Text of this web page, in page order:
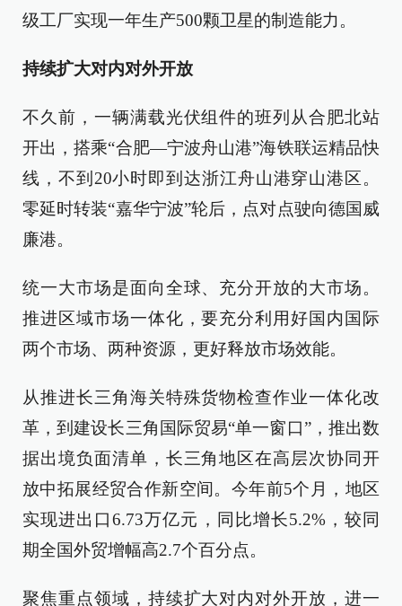
级工厂实现一年生产500颗卫星的制造能力。
持续扩大对内对外开放
不久前，一辆满载光伏组件的班列从合肥北站
开出，搭乘“合肥—宁波舟山港”海铁联运精品快
线，不到20小时即到达浙江舟山港穿山港区。
零延时转装“嘉华宁波”轮后，点对点驶向德国威
廉港。
统一大市场是面向全球、充分开放的大市场。
推进区域市场一体化，要充分利用好国内国际
两个市场、两种资源，更好释放市场效能。
从推进长三角海关特殊货物检查作业一体化改
革，到建设长三角国际贸易“单一窗口”，推出数
据出境负面清单，长三角地区在高层次协同开
放中拓展经贸合作新空间。今年前5个月，地区
实现进出口6.73万亿元，同比增长5.2%，较同
期全国外贸增幅高2.7个百分点。
聚焦重点领域，持续扩大对内对外开放，进一